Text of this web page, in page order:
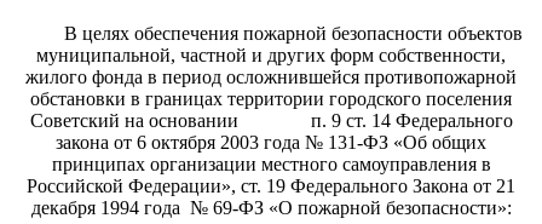
В целях обеспечения пожарной безопасности объектов
муниципальной, частной и других форм собственности,
жилого фонда в период осложнившейся противопожарной
обстановки в границах территории городского поселения
Советский на основании п. 9 ст. 14 Федерального
закона от 6 октября 2003 года № 131-ФЗ «Об общих
принципах организации местного самоуправления в
Российской Федерации», ст. 19 Федерального Закона от 21
декабря 1994 года № 69-ФЗ «О пожарной безопасности»: